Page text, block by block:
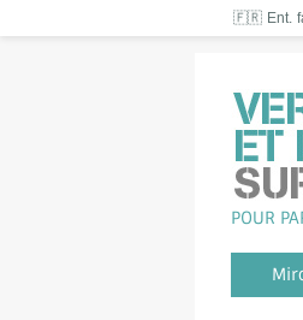
🇫🇷 Ent.
POUR